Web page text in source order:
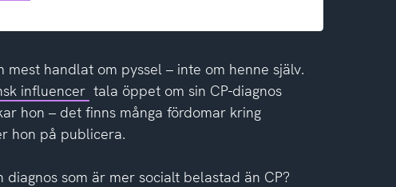
mest handlat om pyssel – inte om henne själv.
influencer tala öppet om sin CP-diagnos
hon – det finns många fördomar kring
hon på publicera.
som är mer socialt belastad än CP?